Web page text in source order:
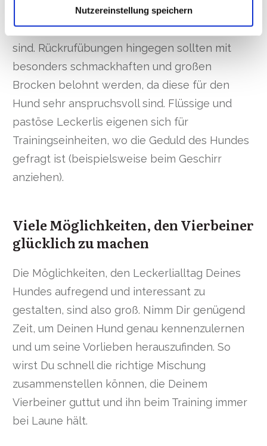
Nutzereinstellung speichern
dann eignen sich hierfür vor allem handliche
Stücke, die schnell in jeder Tasche verstaut
sind. Rückrufübungen hingegen sollten mit
besonders schmackhaften und großen
Brocken belohnt werden, da diese für den
Hund sehr anspruchsvoll sind. Flüssige und
pastöse Leckerlis eigenen sich für
Trainingseinheiten, wo die Geduld des Hundes
gefragt ist (beispielsweise beim Geschirr
anziehen).
Viele Möglichkeiten, den Vierbeiner
glücklich zu machen
Die Möglichkeiten, den Leckerlialltag Deines
Hundes aufregend und interessant zu
gestalten, sind also groß. Nimm Dir genügend
Zeit, um Deinen Hund genau kennenzulernen
und um seine Vorlieben herauszufinden. So
wirst Du schnell die richtige Mischung
zusammenstellen können, die Deinem
Vierbeiner guttut und ihn beim Training immer
bei Laune hält.